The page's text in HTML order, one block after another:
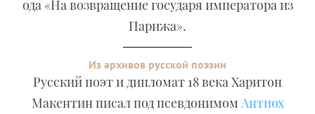
ода «На возвращение государя императора из
Парижа».
Из архивов русской поэзии
Русский поэт и дипломат 18 века Харитон
Макентин писал под псевдонимом Антиох